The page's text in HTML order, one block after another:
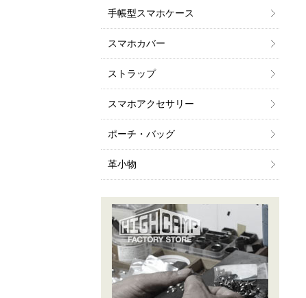
手帳型スマホケース
スマホカバー
ストラップ
スマホアクセサリー
ポーチ・バッグ
革小物